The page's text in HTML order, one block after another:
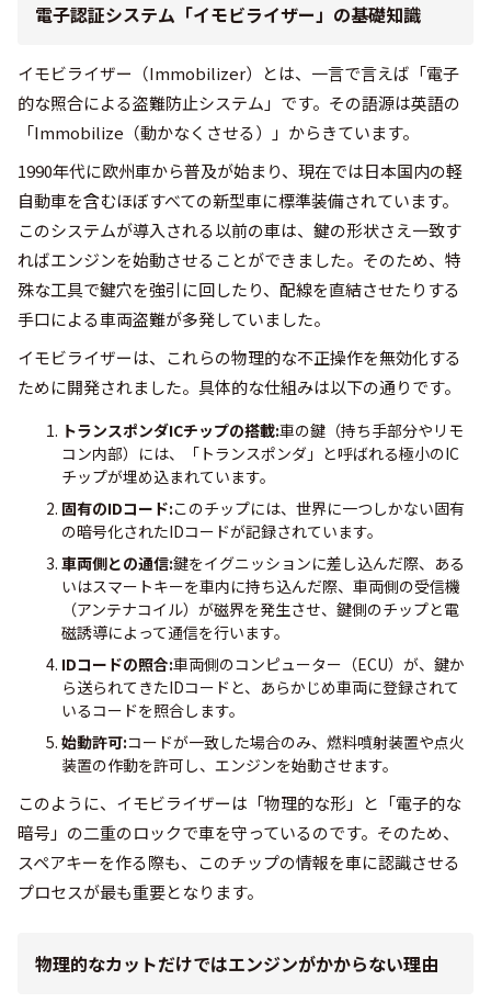
電子認証システム「イモビライザー」の基礎知識
イモビライザー（Immobilizer）とは、一言で言えば「電子
的な照合による盗難防止システム」です。その語源は英語の
「Immobilize（動かなくさせる）」からきています。
1990年代に欧州車から普及が始まり、現在では日本国内の軽
自動車を含むほぼすべての新型車に標準装備されています。
このシステムが導入される以前の車は、鍵の形状さえ一致す
ればエンジンを始動させることができました。そのため、特
殊な工具で鍵穴を強引に回したり、配線を直結させたりする
手口による車両盗難が多発していました。
イモビライザーは、これらの物理的な不正操作を無効化する
ために開発されました。具体的な仕組みは以下の通りです。
トランスポンダICチップの搭載:車の鍵（持ち手部分やリモ
コン内部）には、「トランスポンダ」と呼ばれる極小のIC
チップが埋め込まれています。
固有のIDコード:このチップには、世界に一つしかない固有
の暗号化されたIDコードが記録されています。
車両側との通信:鍵をイグニッションに差し込んだ際、ある
いはスマートキーを車内に持ち込んだ際、車両側の受信機
（アンテナコイル）が磁界を発生させ、鍵側のチップと電
磁誘導によって通信を行います。
IDコードの照合:車両側のコンピューター（ECU）が、鍵か
ら送られてきたIDコードと、あらかじめ車両に登録されて
いるコードを照合します。
始動許可:コードが一致した場合のみ、燃料噴射装置や点火
装置の作動を許可し、エンジンを始動させます。
このように、イモビライザーは「物理的な形」と「電子的な
暗号」の二重のロックで車を守っているのです。そのため、
スペアキーを作る際も、このチップの情報を車に認識させる
プロセスが最も重要となります。
物理的なカットだけではエンジンがかからない理由